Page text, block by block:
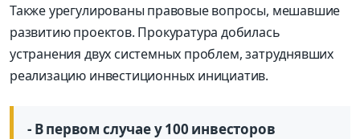
Также урегулированы правовые вопросы, мешавшие
развитию проектов. Прокуратура добилась
устранения двух системных проблем, затруднявших
реализацию инвестиционных инициатив.
- В первом случае у 100 инвесторов